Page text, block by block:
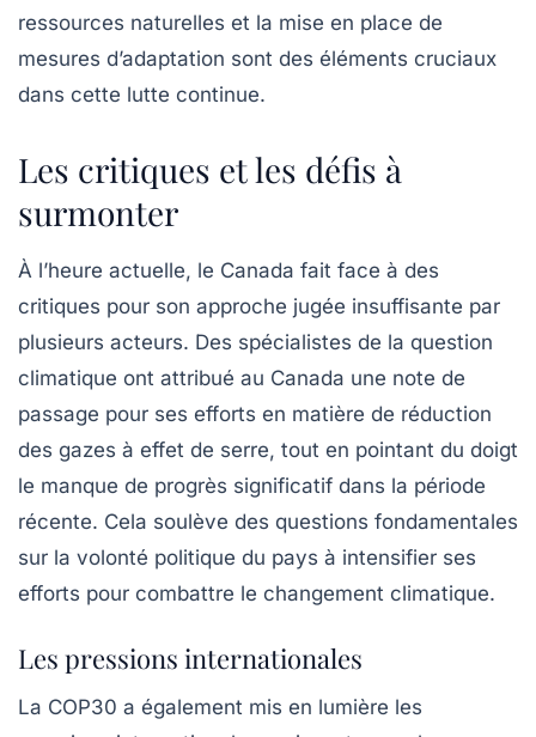
ressources naturelles et la mise en place de
mesures d’adaptation sont des éléments cruciaux
dans cette lutte continue.
Les critiques et les défis à
surmonter
À l’heure actuelle, le Canada fait face à des
critiques pour son approche jugée insuffisante par
plusieurs acteurs. Des spécialistes de la question
climatique ont attribué au Canada une note de
passage pour ses efforts en matière de réduction
des gazes à effet de serre, tout en pointant du doigt
le manque de progrès significatif dans la période
récente. Cela soulève des questions fondamentales
sur la volonté politique du pays à intensifier ses
efforts pour combattre le changement climatique.
Les pressions internationales
La COP30 a également mis en lumière les